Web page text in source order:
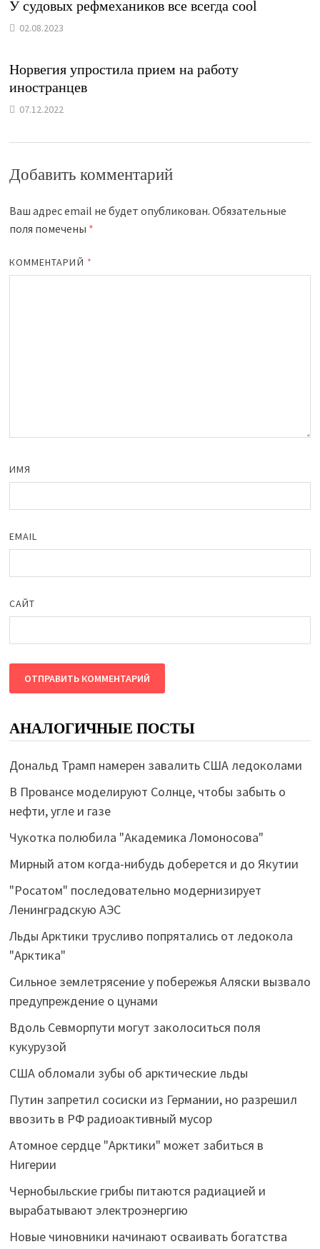
У судовых рефмехаников все всегда cool
02.08.2023
Норвегия упростила прием на работу
иностранцев
07.12.2022
Добавить комментарий
Ваш адрес email не будет опубликован. Обязательные
поля помечены *
КОММЕНТАРИЙ *
ИМЯ
EMAIL
САЙТ
АНАЛОГИЧНЫЕ ПОСТЫ
Дональд Трамп намерен завалить США ледоколами
В Провансе моделируют Солнце, чтобы забыть о
нефти, угле и газе
Чукотка полюбила "Академика Ломоносова"
Мирный атом когда-нибудь доберется и до Якутии
"Росатом" последовательно модернизирует
Ленинградскую АЭС
Льды Арктики трусливо попрятались от ледокола
"Арктика"
Сильное землетрясение у побережья Аляски вызвало
предупреждение о цунами
Вдоль Севморпути могут заколоситься поля
кукурузой
США обломали зубы об арктические льды
Путин запретил сосиски из Германии, но разрешил
ввозить в РФ радиоактивный мусор
Атомное сердце "Арктики" может забиться в
Нигерии
Чернобыльские грибы питаются радиацией и
вырабатывают электроэнергию
Новые чиновники начинают осваивать богатства